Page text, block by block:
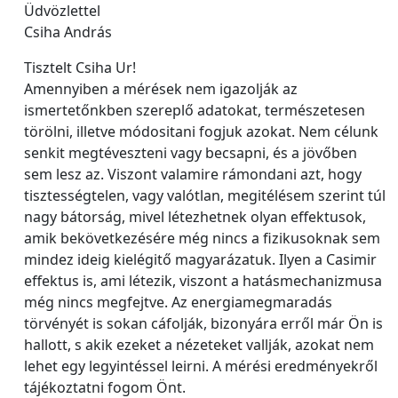
Üdvözlettel
Csiha András
Tisztelt Csiha Ur!
Amennyiben a mérések nem igazolják az
ismertetőnkben szereplő adatokat, természetesen
törölni, illetve módositani fogjuk azokat. Nem célunk
senkit megtéveszteni vagy becsapni, és a jövőben
sem lesz az. Viszont valamire rámondani azt, hogy
tisztességtelen, vagy valótlan, megitélésem szerint túl
nagy bátorság, mivel létezhetnek olyan effektusok,
amik bekövetkezésére még nincs a fizikusoknak sem
mindez ideig kielégitő magyarázatuk. Ilyen a Casimir
effektus is, ami létezik, viszont a hatásmechanizmusa
még nincs megfejtve. Az energiamegmaradás
törvényét is sokan cáfolják, bizonyára erről már Ön is
hallott, s akik ezeket a nézeteket vallják, azokat nem
lehet egy legyintéssel leirni. A mérési eredményekről
tájékoztatni fogom Önt.